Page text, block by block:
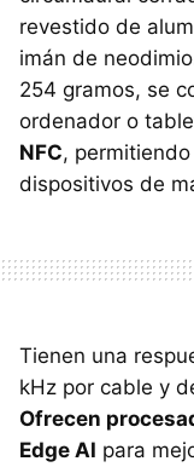
revestido de
imán de
254 gramos, se
ordenador o
NFC,
dispositivos de
Tienen una
kHz por cable y
Ofrecen
Edge AI para